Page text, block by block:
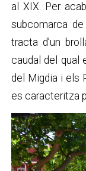
al XIX. Per
subcomarca
tracta d’un
caudal del qual
del Migdia i els
es caracteritza